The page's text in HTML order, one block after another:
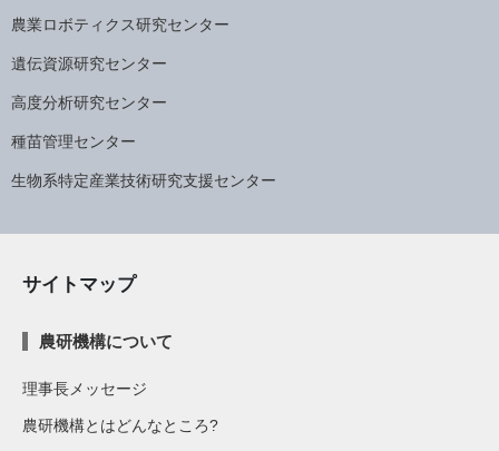
農業ロボティクス研究センター
遺伝資源研究センター
高度分析研究センター
種苗管理センター
生物系特定産業技術研究支援センター
サイトマップ
農研機構について
理事長メッセージ
農研機構とはどんなところ?